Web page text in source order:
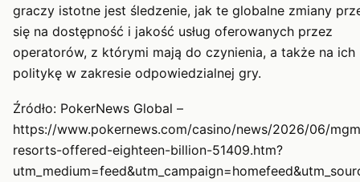
graczy istotne jest śledzenie, jak te globalne zmiany
się na dostępność i jakość usług oferowanych przez
operatorów, z którymi mają do czynienia, a także na ich
politykę w zakresie odpowiedzialnej gry.
Źródło: PokerNews Global –
https://www.pokernews.com/casino/news/2026/06/
resorts-offered-eighteen-billion-51409.htm?